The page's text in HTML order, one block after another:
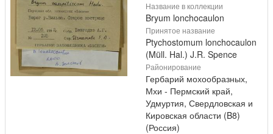
Название в коллекции
Bryum lonchocaulon
Принятое название
Ptychostomum lonchocaulon
(Müll. Hal.) J.R. Spence
Районирование
Гербарий мохообразных,
Мхи - Пермский край,
Удмуртия, Свердловская и
Кировская области (B8)
(Россия)